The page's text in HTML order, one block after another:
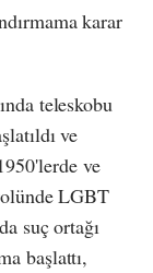
karar
teleskobu
ve
ve
LGBT
suç ortağı
başlattı,